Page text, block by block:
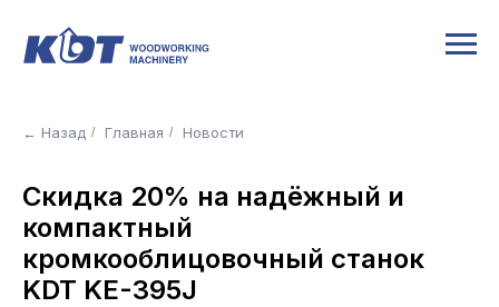
← Назад / Главная / Новости
Скидка 20% на надёжный и
компактный
кромкооблицовочный станок
KDT KE-395J